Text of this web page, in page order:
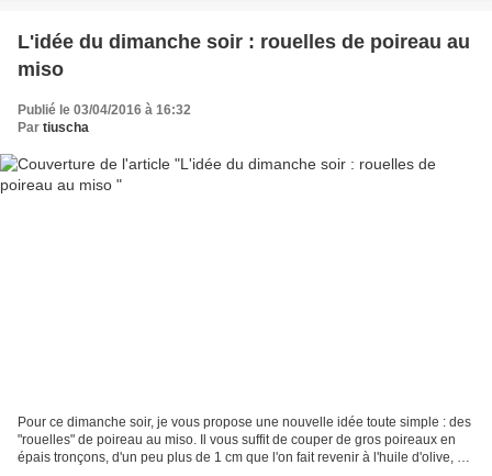
L'idée du dimanche soir : rouelles de poireau au
miso
Publié le 03/04/2016 à 16:32
Par tiuscha
Pour ce dimanche soir, je vous propose une nouvelle idée toute simple : des
"rouelles" de poireau au miso. Il vous suffit de couper de gros poireaux en
épais tronçons, d'un peu plus de 1 cm que l'on fait revenir à l'huile d'olive, en